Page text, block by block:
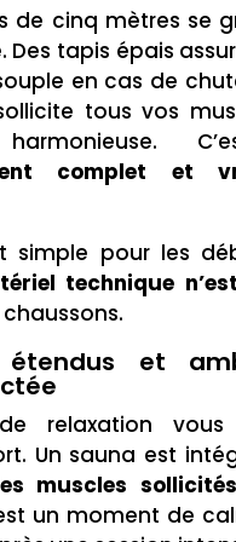
de cinq mètres se
Des tapis épais
en cas de
tous vos
complet et
simple pour les
technique
étendus et
de relaxation
Un sauna est
muscles sollicités
un moment de